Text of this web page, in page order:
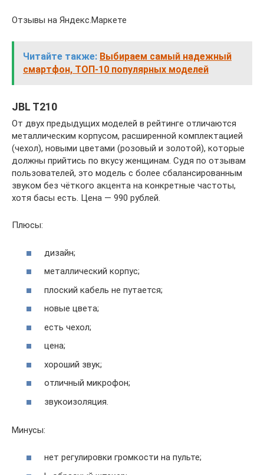
Отзывы на Яндекс.Маркете
Читайте также: Выбираем самый надежный
смартфон, ТОП-10 популярных моделей
JBL T210
От двух предыдущих моделей в рейтинге отличаются
металлическим корпусом, расширенной комплектацией
(чехол), новыми цветами (розовый и золотой), которые
должны прийтись по вкусу женщинам. Судя по отзывам
пользователей, это модель с более сбалансированным
звуком без чёткого акцента на конкретные частоты,
хотя басы есть. Цена — 990 рублей.
Плюсы:
дизайн;
металлический корпус;
плоский кабель не путается;
новые цвета;
есть чехол;
цена;
хороший звук;
отличный микрофон;
звукоизоляция.
Минусы:
нет регулировки громкости на пульте;